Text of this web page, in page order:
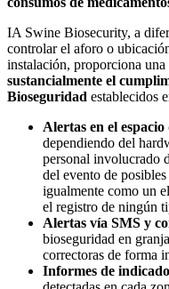
IA Swine Biosecurity, a
controlar el aforo o
instalación, proporciona una
sustancialmente el
Bioseguridad establecidos
Alertas en el
dependiendo del
personal involucrado
del evento de
igualmente como un
el registro de ningún
Alertas vía SMS y
bioseguridad en
correctoras de forma
Informes de